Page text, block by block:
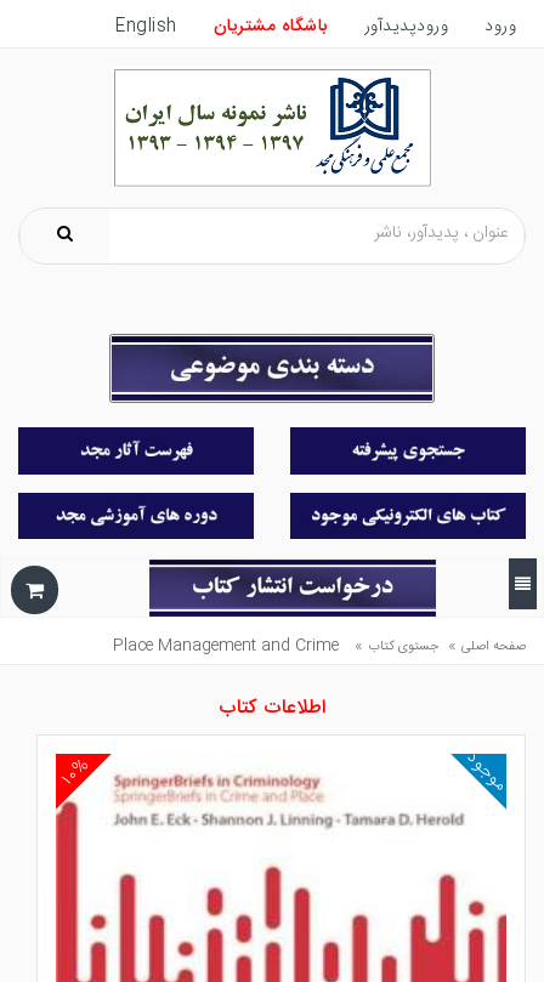
ورود ورودپدیدآور باشگاه مشتریان English
صفحه اصلی » جستوی کتاب »
Place Management and Crime
اطلاعات کتاب
۱۰% موجود